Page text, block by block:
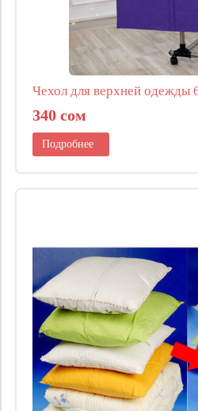
Чехол для верхней одежды
340 сом
Подробнее